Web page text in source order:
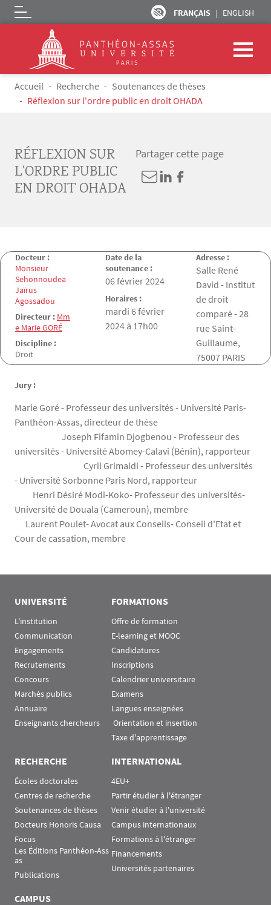
Aller au contenu principal
FRANÇAIS ENGLISH
Logo
Fil d'Ariane
Accueil Recherche
Soutenances de thèses
Réflexion sur l'ordre public en droit OHADA
RÉFLEXION SUR
L'ORDRE PUBLIC
EN DROIT OHADA
Partager cette page
Docteur :
Monsieur
Sehonnoudea
Jaïrus
Agossadou
Directeur : Mm
e Marie GORÉ
Discipline :
Droit
Date de la
soutenance :
Date de la soutenance
06 février 2024
Horaires :
mardi 6 février
2024 à 17h00
Adresse :
Salle René
David - Institut
de droit
comparé - 28
rue Saint-
Guillaume,
75007 PARIS
Jury :
Marie Goré - Professeur des universités - Université Paris-
Panthéon-Assas, directeur de thèse
Joseph Fifamin Djogbenou - Professeur des
universités - Université Abomey-Calavi (Bénin), rapporteur
Cyril Grimaldi - Professeur des universités
- Université Sorbonne Paris Nord, rapporteur
Henri Désiré Modi-Koko- Professeur des universités-
Université de Douala (Cameroun), membre
Laurent Poulet- Avocat aux Conseils- Conseil d'Etat et
Cour de cassation, membre
UNIVERSITÉ
L'institution
Communication
Engagements
Recrutements
Concours
Marchés publics
Annuaire
Enseignants chercheurs
FORMATIONS
Offre de formation
E-learning et MOOC
Candidatures
Inscriptions
Calendrier universitaire
Examens
Langues enseignées
Orientation et insertion
Taxe d'apprentissage
RECHERCHE
Écoles doctorales
Centres de recherche
Soutenances de thèses
Docteurs Honoris Causa
Focus
Les Éditions Panthéon-Ass
as
Publications
INTERNATIONAL
4EU+
Partir étudier à l'étranger
Venir étudier à l'université
Campus internationaux
Formations à l'étranger
Financements
Universités partenaires
CAMPUS